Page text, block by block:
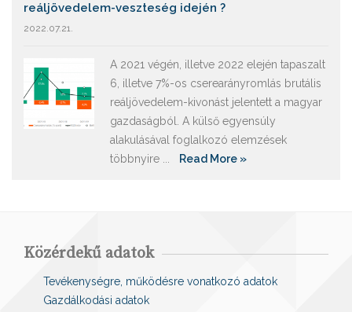
reáljövedelem-veszteség idején ?
2022.07.21.
A 2021 végén, illetve 2022 elején tapaszalt
6, illetve 7%-os cserearányromlás brutális
reáljövedelem-kivonást jelentett a magyar
gazdaságból. A külső egyensúly
alakulásával foglalkozó elemzések
többnyire ...
Read More »
Közérdekű adatok
Tevékenységre, működésre vonatkozó adatok
Gazdálkodási adatok